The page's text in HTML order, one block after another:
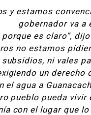
y estamos
gobernador va a
es claro”,
no estamos
ni vales
un derecho
el agua a
pueblo pueda vivir
con el lugar que lo